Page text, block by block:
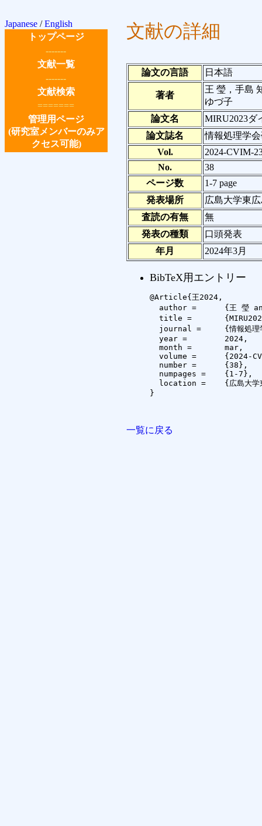
Japanese /English
トップページ
-------
文献一覧
-------
文献検索
=======
管理用ページ
(研究室メンバーのみア
クセス可能)
文献の詳細
論文の言語 日本語
著者
王 瑩，手島
ゆづ子
論文名
MIRU2023ダ
論文誌名
情報処理学
Vol.
2024-CVIM-
No.
38
ページ数
1-7 page
発表場所
広島大学東
査読の有無
無
発表の種類
口頭発表
年月
2024年3月
BibTeX用エントリー
@Article{王2024,
  author =	{王 瑩 and 手島 知昭 and 橋本 敦史 and 早志 英朗 and 柳川 由紀子 and 山口 光太 and 横田 達也 and 内海 ゆづ子},
  title =	{MIRU2023ダイバーシティに関わるアンケート調査報告},
  journal =	{情報処理学会研究報告コンピュータビジョンとイメージメディア（CVIM）},
  year =	2024,
  month =	mar,
  volume =	{2024-CVIM-237},
  number =	{38},
  numpages =	{1-7},
  location =	{広島大学東広島キャンパス}
}
一覧に戻る